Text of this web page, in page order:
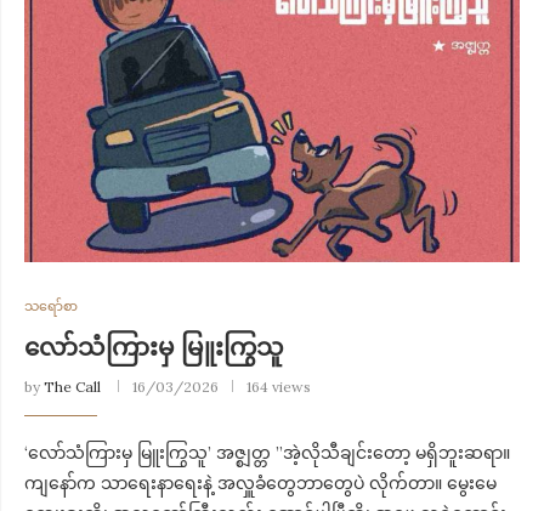
သရော်စာ
လော်သံကြားမှ မြူးကြွသူ
by The Call 16/03/2026 164 views
‘လော်သံကြားမှ မြူးကြွသူ’ အဇ္စျတ္တ ”အဲ့လိုသီချင်းတော့ မရှိဘူးဆရာ။
ကျနော်က သာရေးနာရေးနဲ့ အလှူခံတွေဘာတွေပဲ လိုက်တာ။ မွေးမေ